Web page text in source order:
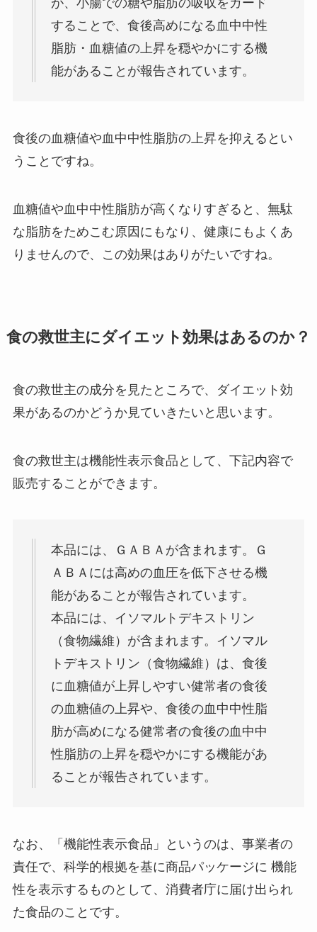
が、小腸での糖や脂肪の吸収をガード
することで、 食後高めになる血中中性
脂肪・血糖値の上昇を穏やかにする機
能があることが報告されています。
食後の血糖値や血中中性脂肪の上昇を抑えるとい
うことですね。
血糖値や血中中性脂肪が高くなりすぎると、無駄
な脂肪をためこむ原因にもなり、健康にもよくあ
りませんので、この効果はありがたいですね。
食の救世主にダイエット効果はあるのか？
食の救世主の成分を見たところで、ダイエット効
果があるのかどうか見ていきたいと思います。
食の救世主は機能性表示食品として、下記内容で
販売することができます。
本品には、ＧＡＢＡが含まれます。Ｇ
ＡＢＡには高めの血圧を低下させる機
能があることが報告されています。
本品には、イソマルトデキストリン
（食物繊維）が含まれます。
イソマル
トデキストリン（食物繊維）は、食後
に血糖値が上昇しやすい健常者の食後
の血糖値の上昇や、食後の血中中性脂
肪が高めになる健常者の食後の血中中
性脂肪の上昇を穏やかにする機能があ
ることが報告されています。
なお、「機能性表示食品」というのは、事業者の
責任で、科学的根拠を基に商品パッケージに 機能
性を表示するものとして、消費者庁に届け出られ
た食品のことです。